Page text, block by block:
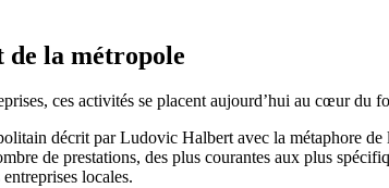
de la métropole
ces activités se placent aujourd’hui au cœur du
décrit par Ludovic Halbert avec la métaphore
de prestations, des plus courantes aux plus
locales.